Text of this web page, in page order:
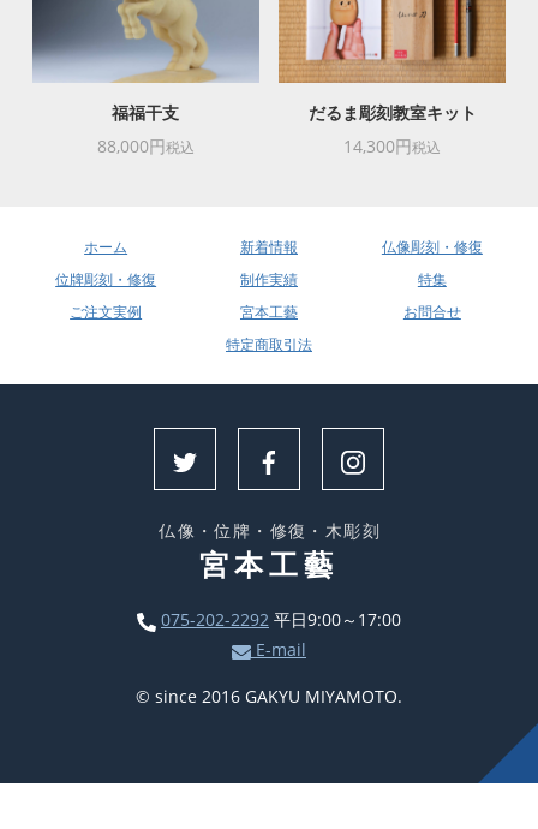
福福干支
88,000円税込
だるま彫刻教室キット
14,300円税込
ホーム 新着情報
仏像彫刻・修復
位牌彫刻・修復
制作実績
特集
ご注文実例
宮本工藝
お問合せ
特定商取引法
仏像・位牌・修復・木彫刻
宮本工藝
075-202-2292 平日9:00～17:00
E-mail
© since 2016 GAKYU MIYAMOTO.